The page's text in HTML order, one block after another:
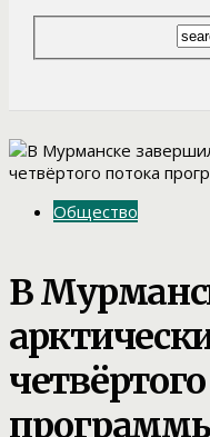
Общество
В